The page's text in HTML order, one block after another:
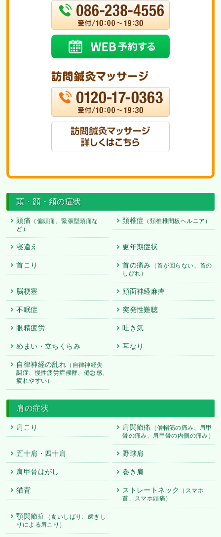
頭・顔・頚の症状
頭痛 （偏頭痛、緊張型頭痛な
ど）
頚椎症 （頚椎椎間板ヘルニア）
寝違え 更年期症状
首こり 首の痛み
（首が回らない、首の
しびれ）
脳梗塞 顔面神経麻痺
不眠症 突発性難聴
眼精疲労 吐き気
めまい・立ちくらみ 耳なり
自律神経の乱れ （自律神経失
調症、慢性疲労症候群、倦怠感、
疲れやすい）
肩の症状
肩こり 肩関節痛
（僧帽筋の痛み、肩甲
骨の痛み、肩甲骨の内側の痛み）
五十肩・四十肩 野球肩
肩甲骨はがし 巻き肩
猫背 ストレートネック
（スマホ
首、スマホ頭痛）
顎関節症 （食いしばり、歯ぎし
りによる肩こり）
店舗 料金
WEB予約